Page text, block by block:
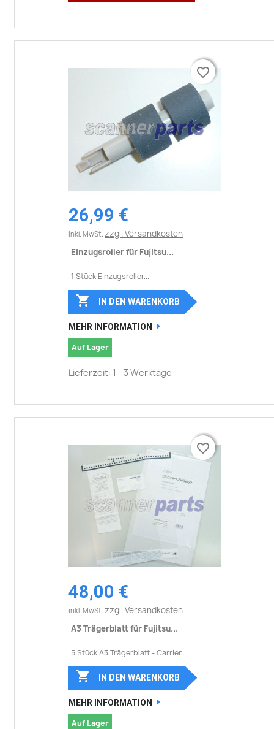
26,99 €
inkl. MwSt. zzgl. Versandkosten
Einzugsroller für Fujitsu...
1 Stück Einzugsroller...
favorite_border
 IN DEN WARENKORB
MEHR INFORMATION
Auf Lager
Lieferzeit: 1 - 3 Werktage
favorite_border
48,00 €
inkl. MwSt. zzgl. Versandkosten
A3 Trägerblatt für Fujitsu...
5 Stück A3 Trägerblatt - Carrier...
favorite_border
 IN DEN WARENKORB
MEHR INFORMATION
Auf Lager
favorite_border